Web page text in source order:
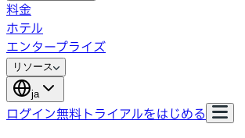
料金
ホテル
エンタープライズ
リソース
ja
ログイン無料トライアルをはじめる